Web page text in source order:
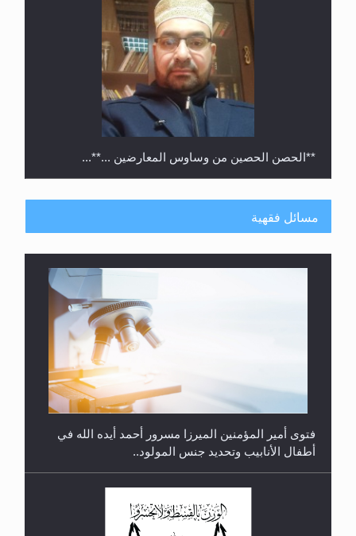
متطلَّبات التّحريك الجديد...
رأيٌ في لغة المسيح الموعود عليه السلام.. 4...
مسائل فقهية
هل من الصحيح أن ديّة المرأة المقتولة تساوي نصف ديّة
الرجل المقتول؟